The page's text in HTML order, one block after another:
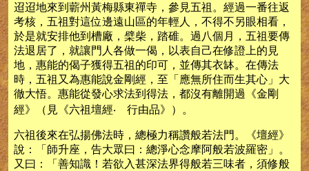
迢迢地來到蘄州黃梅縣東禪寺，參見五祖。經過一番往返
考核，五祖對這位邊遠山區的年輕人，不得不另眼相看，
於是就安排他到槽廠，檗柴，踏碓。過八個月，五祖要傳
法退居了，就讓門人各做一偈，以表自己在修證上的見
地，惠能的偈子獲得五祖的印可，並傳其衣缽。在傳法
時，五祖又為惠能說金剛經，至「應無所住而生其心」大
徹大悟。惠能從發心求法到得法，都沒有離開過《金剛
經》（見《六祖壇經‧ 行由品》）。
六祖後來在弘揚佛法時，總極力稱讚般若法門。《壇經》
說：「師升座，告大眾曰：總淨心念摩阿般若波羅密」。
又曰：「善知識！若欲入甚深法界得般若三味者，須修般